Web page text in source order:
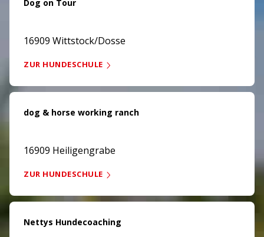
Dog on Tour
16909 Wittstock/Dosse
ZUR HUNDESCHULE
dog & horse working ranch
16909 Heiligengrabe
ZUR HUNDESCHULE
Nettys Hundecoaching